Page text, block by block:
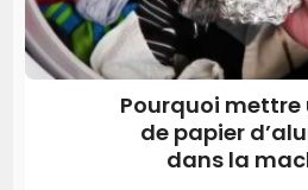
Pourquoi mettre
de papier
dans la